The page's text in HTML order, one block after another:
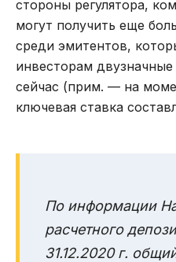
стороны регулятора,
могут получить еще
среди эмитентов,
инвесторам
сейчас (прим. — на
ключевая ставка
По информации
расчетного
31.12.2020 г.